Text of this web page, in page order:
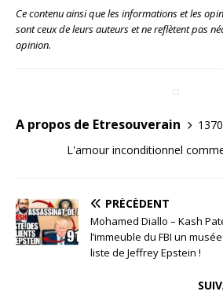
Ce contenu ainsi que les informations et les
sont ceux de leurs auteurs et ne reflètent pas
opinion.
A propos de Etresouverain
L'amour inconditionnel
PRÉCÉDENT
Mohamed Diallo – Kash
l’immeuble du FBI un
liste de Jeffrey Epstein !